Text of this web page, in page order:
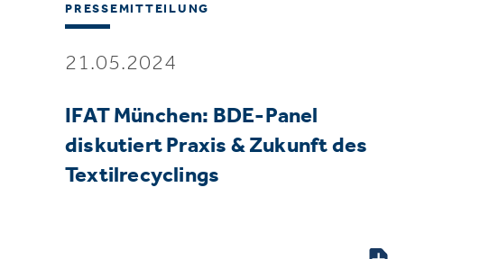
PRESSEMITTEILUNG
21.05.2024
IFAT München: BDE-Panel
diskutiert Praxis & Zukunft des
Textilrecyclings